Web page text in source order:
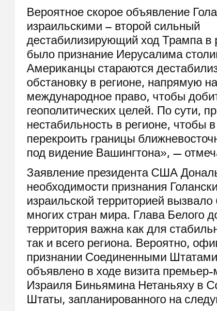
Вероятное скорое объявление
израильскими – второй сильный
дестабилизирующий ход Трампа в
было признание Иерусалима
Американцы стараются
обстановку в регионе, напрямую
международное право, чтобы
геополитических целей. По сути,
нестабильность в регионе, чтобы
перекроить границы
под видение Вашингтона», —
Заявление президента США
необходимости признания
израильской территорией
многих стран мира. Глава Белого
территория важна как для
так и всего региона. Вероятно,
признании Соединенными Штатами
объявлено в ходе визита
Израиля Биньямина Нетаньяху в
Штаты, запланированного на